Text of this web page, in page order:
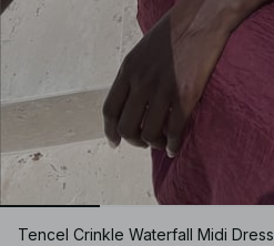
Tencel Crinkle Waterfall Midi Dress